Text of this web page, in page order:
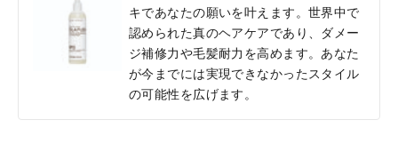
キであなたの願いを叶えます。世界中で
認められた真のヘアケアであり、ダメー
ジ補修力や毛髪耐力を高めます。あなた
が今までには実現できなかったスタイル
の可能性を広げます。